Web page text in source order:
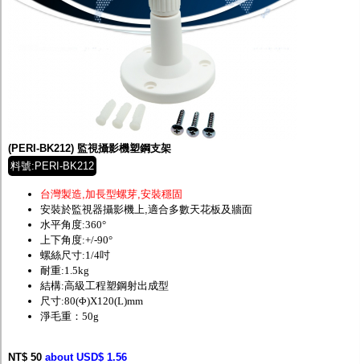
(PERI-BK212) 監視攝影機塑鋼支架
料號:PERI-BK212
台灣製造,加長型螺芽,安裝穩固
安裝於監視器攝影機上,適合多數天花板及牆面
水平角度:360°
上下角度:+/-90°
螺絲尺寸:1/4吋
耐重:1.5kg
結構:高級工程塑鋼射出成型
尺寸:80(Φ)X120(L)mm
淨毛重：50g
NT$ 50 about USD$ 1.56